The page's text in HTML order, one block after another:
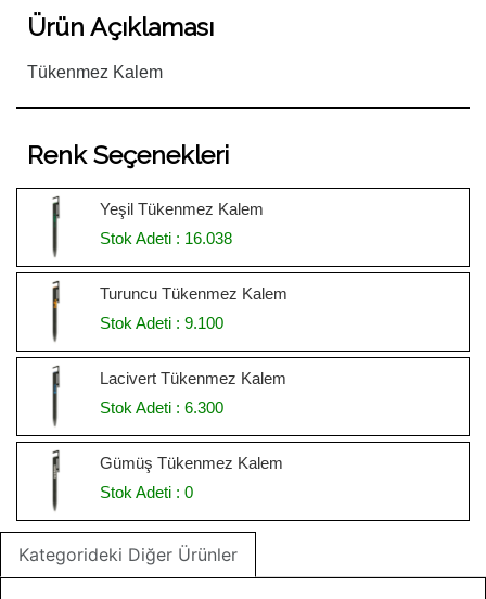
Ürün Açıklaması
Tükenmez Kalem
Renk Seçenekleri
Yeşil Tükenmez Kalem
Stok Adeti : 16.038
Turuncu Tükenmez Kalem
Stok Adeti : 9.100
Lacivert Tükenmez Kalem
Stok Adeti : 6.300
Gümüş Tükenmez Kalem
Stok Adeti : 0
Kategorideki Diğer Ürünler